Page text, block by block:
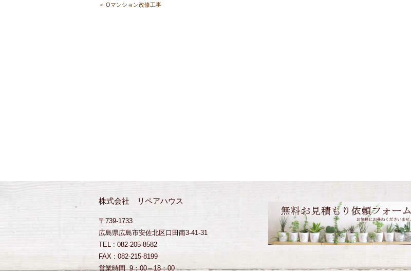
＜ Oマンション改修工事
株式会社 リペアハウス
〒739-1733
広島県広島市安佐北区口田南3-41-31
TEL : 082-205-8582
FAX : 082-215-8199
営業時間 9：00～18：00